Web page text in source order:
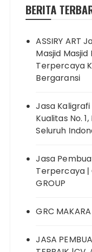
BERITA
ASSIRY ART
Masjid
Terpercaya
Bergaransi
Jasa
Kualitas No.
Seluruh
Jasa
Terpercaya |
GROUP
GRC MAKARA
JASA